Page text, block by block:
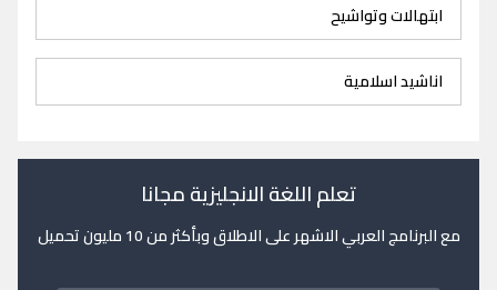
ابتهالات وتواشيح
اناشيد اسلامية
تعلم اللغة الانجليزية مجانا
مع البرنامج العربي الاشهر على الاطلاق وبأكثر من 10 مليون تحميل